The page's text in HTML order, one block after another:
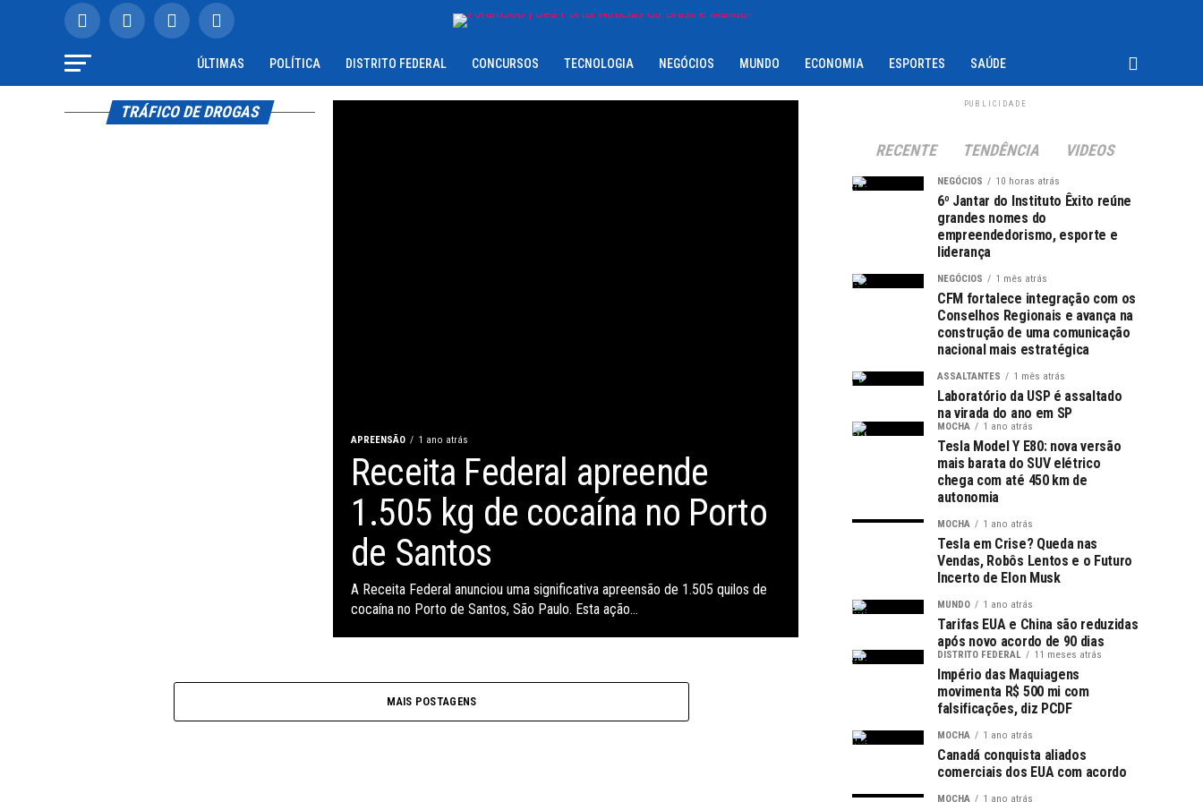
ÚLTIMAS POLÍTICA DISTRITO FEDERAL CONCURSOS TECNOLOGIA NEGÓCIOS MUNDO ECONOMIA ESPORTES SAÚDE
APREENSÃO 1 ano atrás
Receita Federal apreende
1.505 kg de cocaína no Porto
de Santos
A Receita Federal anunciou uma significativa apreensão de 1.505 quilos de
cocaína no Porto de Santos, São Paulo. Esta ação...
TRÁFICO DE DROGAS
MAIS POSTAGENS
PUBLICIDADE
RECENTE TENDÊNCIA VIDEOS
NEGÓCIOS 10 horas atrás
6º Jantar do Instituto Êxito reúne
grandes nomes do
empreendedorismo, esporte e
liderança
NEGÓCIOS 1 mês atrás
CFM fortalece integração com os
Conselhos Regionais e avança na
construção de uma comunicação
nacional mais estratégica
ASSALTANTES 1 mês atrás
Laboratório da USP é assaltado
na virada do ano em SP
MOCHA 1 ano atrás
Tesla Model Y E80: nova versão
mais barata do SUV elétrico
chega com até 450 km de
autonomia
MOCHA 1 ano atrás
Tesla em Crise? Queda nas
Vendas, Robôs Lentos e o Futuro
Incerto de Elon Musk
MUNDO 1 ano atrás
Tarifas EUA e China são reduzidas
após novo acordo de 90 dias
DISTRITO FEDERAL 11 meses atrás
Império das Maquiagens
movimenta R$ 500 mi com
falsificações, diz PCDF
MOCHA 1 ano atrás
Canadá conquista aliados
comerciais dos EUA com acordo
MOCHA 1 ano atrás